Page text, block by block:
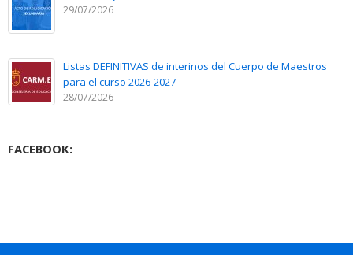
29/07/2026
Listas DEFINITIVAS de interinos del Cuerpo de Maestros
para el curso 2026-2027
28/07/2026
FACEBOOK: